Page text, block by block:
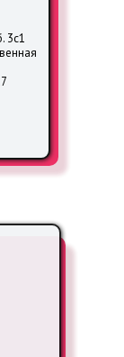
3с1